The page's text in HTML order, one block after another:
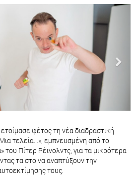
Next
φέτος τη νέα διαδραστική
τελεία…», εμπνευσμένη από το
του Πίτερ Ρέινολντς, για τα μικρότερα
τα στο να αναπτύξουν την
τους.